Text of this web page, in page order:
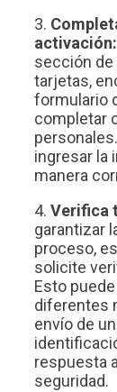
3.
activación:
sección de
tarjetas,
formulario
completar
ingresar la
manera
4. Verifica
garantizar
proceso,
solicite
Esto
diferentes
envío de
respuesta
seguridad.